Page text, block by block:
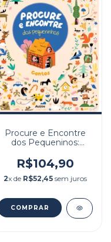
Procure e Encontre
dos Pequeninos:
R$104,90
2x de R$52,45 sem juros